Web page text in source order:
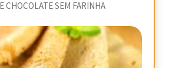
CHOCOLATE SEM FARINHA